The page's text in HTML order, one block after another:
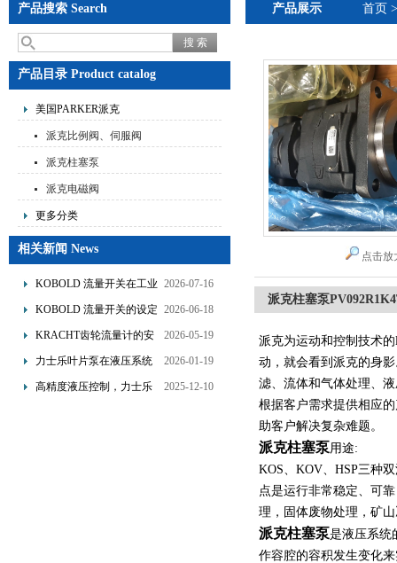
产品搜索 Search
产品目录 Product catalog
美国PARKER派克
派克比例阀、伺服阀
派克柱塞泵
派克电磁阀
更多分类
相关新闻 News
KOBOLD 流量开关在工业
管道水流量监测中的应用
2026-07-16
KOBOLD 流量开关的设定
流量调节与刻度指示
2026-06-18
KRACHT齿轮流量计的安
装要求：直管段、过滤器
2026-05-19
力士乐叶片泵在液压系统
中的应用分析
2026-01-19
高精度液压控制，力士乐
2025-12-10
产品展示 首页
点击放
派克柱塞泵
派克为运动和控制技术
动，就会看到派克的身
滤、流体和气体处理、
根据客户需求提供相应
助客户解决复杂难题。
派克柱塞泵用途:
KOS、KOV、HSP三种
点是运行非常稳定、可
理，固体废物处理，矿
派克柱塞泵是液压系统
作容腔的容积发生变化